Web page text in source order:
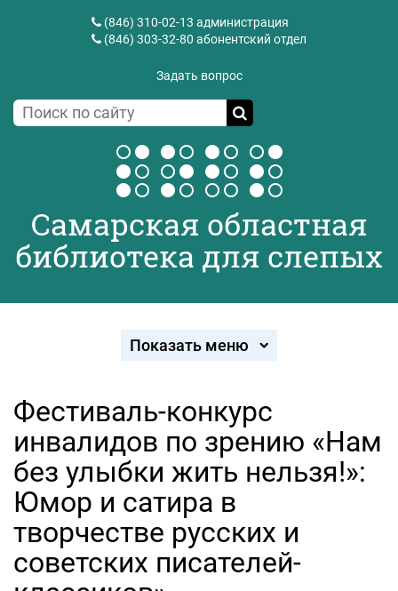
(846) 310-02-13 администрация
(846) 303-32-80 абонентский отдел
Задать вопрос
Самарская областная
библиотека для слепых
Показать меню
Фестиваль-конкурс
инвалидов по зрению «Нам
без улыбки жить нельзя!»:
Юмор и сатира в
творчестве русских и
советских писателей-